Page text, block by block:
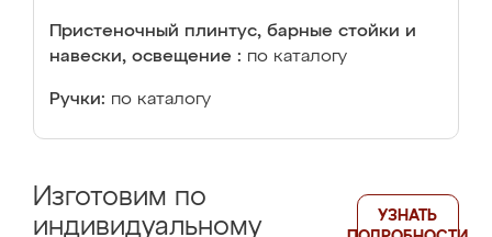
Пристеночный плинтус, барные стойки и
навески, освещение : по каталогу
Ручки: по каталогу
Изготовим по
индивидуальному
УЗНАТЬ